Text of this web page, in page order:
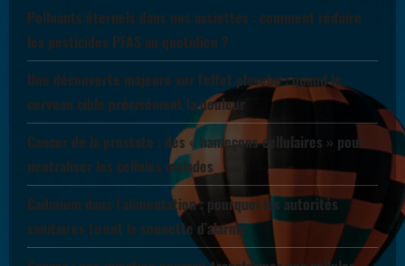
Polluants éternels dans nos assiettes : comment réduire
les pesticides PFAS au quotidien ?
Une découverte majeure sur l’effet placebo : quand le
cerveau cible précisément la douleur
Cancer de la prostate : des « hameçons cellulaires » pour
neutraliser les cellules malades
Cadmium dans l’alimentation : pourquoi les autorités
sanitaires tirent la sonnette d’alarme